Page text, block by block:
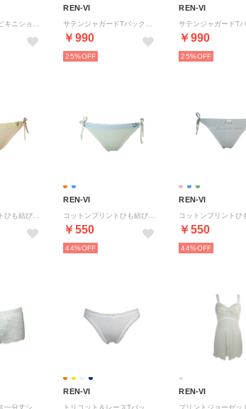
REN-VI
￥990
25%
REN-VI
￥990
25%
REN-VI
￥550
44%
REN-VI
￥550
44%
REN-VI REN-VI